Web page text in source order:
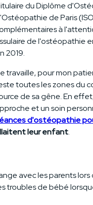
du Diplôme
de Paris
à
de l'ostéopathie
2019.
travaille, pour mon
toutes les zones du
de sa gêne. En
et un soin
d'ostéopathie
leur enfant.
avec les parents
troubles de bébé